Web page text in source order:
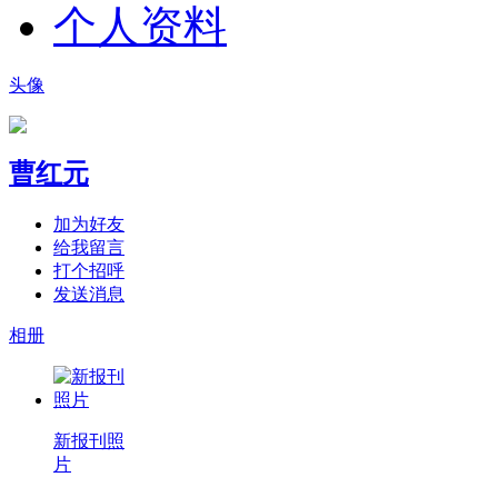
个人资料
头像
曹红元
加为好友
给我留言
打个招呼
发送消息
相册
新报刊照
片